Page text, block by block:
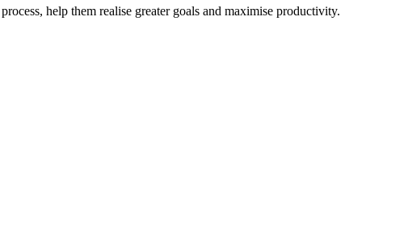
help them realise greater goals and maximise productivity.